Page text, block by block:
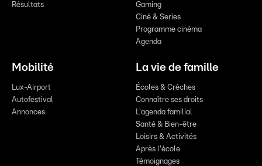
Résultats
Gaming
Ciné & Series
Programme cinéma
Agenda
Mobilité
Lux-Airport
Autofestival
Annonces
La vie de famille
Écoles & Crèches
Connaître ses droits
L'agenda familial
Santé & Bien-être
Loisirs & Activités
Après l'école
Témoignages